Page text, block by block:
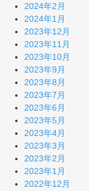
2024年2月
2024年1月
2023年12月
2023年11月
2023年10月
2023年9月
2023年8月
2023年7月
2023年6月
2023年5月
2023年4月
2023年3月
2023年2月
2023年1月
2022年12月